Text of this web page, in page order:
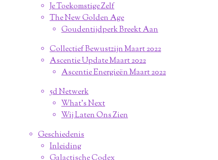
Je Toekomstige Zelf
The New Golden Age
Goudentijdperk Breekt Aan
Collectief Bewustzijn Maart 2022
Ascentie Update Maart 2022
Ascentie Energieën Maart 2022
5d Netwerk
What's Next
Wij Laten Ons Zien
Geschiedenis
Inleiding